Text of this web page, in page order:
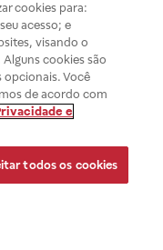
cookies para:
acesso; e
visando o
cookies são
opcionais. Você
de acordo com
e
todos os cookies